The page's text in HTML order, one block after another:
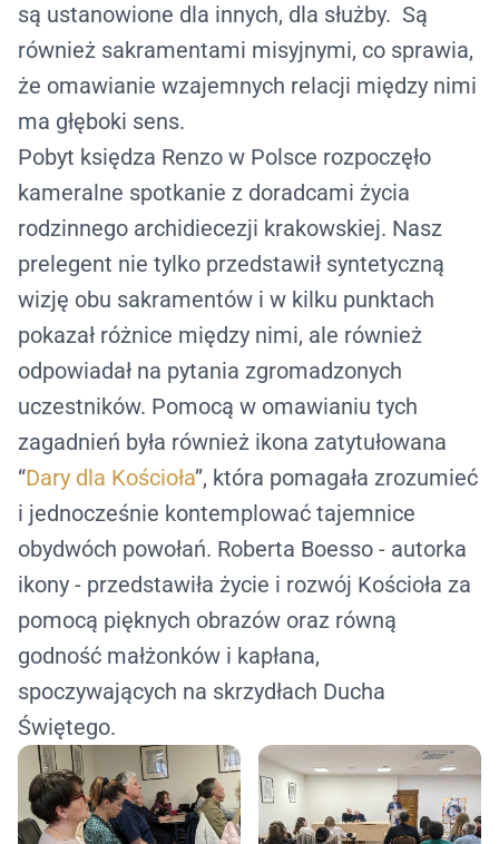
są ustanowione dla innych, dla służby. Są
również sakramentami misyjnymi, co sprawia,
że omawianie wzajemnych relacji między nimi
ma głęboki sens.
Pobyt księdza Renzo w Polsce rozpoczęło
kameralne spotkanie z doradcami życia
rodzinnego archidiecezji krakowskiej. Nasz
prelegent nie tylko przedstawił syntetyczną
wizję obu sakramentów i w kilku punktach
pokazał różnice między nimi, ale również
odpowiadał na pytania zgromadzonych
uczestników. Pomocą w omawianiu tych
zagadnień była również ikona zatytułowana
“Dary dla Kościoła”, która pomagała zrozumieć
i jednocześnie kontemplować tajemnice
obydwóch powołań. Roberta Boesso - autorka
ikony - przedstawiła życie i rozwój Kościoła za
pomocą pięknych obrazów oraz równą
godność małżonków i kapłana,
spoczywających na skrzydłach Ducha
Świętego.